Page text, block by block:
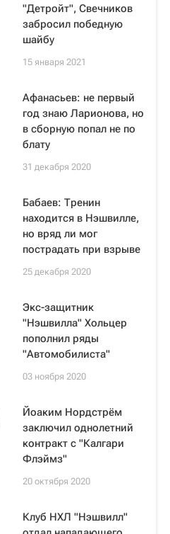
"Детройт", Свечников
забросил победную
шайбу
15 января 2021
Афанасьев: не первый
год знаю Ларионова, но
в сборную попал не по
блату
31 декабря 2020
Бабаев: Тренин
находится в Нэшвилле,
но вряд ли мог
пострадать при взрыве
25 декабря 2020
Экс-защитник
"Нэшвилла" Хольцер
пополнил ряды
"Автомобилиста"
03 ноября 2020
Йоаким Нордстрём
заключил однолетний
контракт с "Калгари
Флэймз"
20 октября 2020
Клуб НХЛ "Нэшвилл"